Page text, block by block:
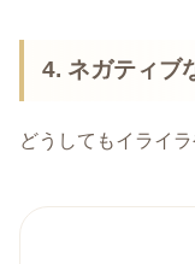
4. ネガティブ
どうしてもイライ